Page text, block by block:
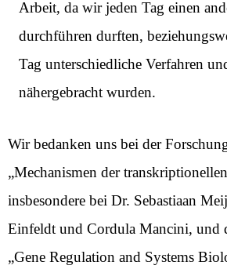
Arbeit, da wir jeden Tag einen
durchführen durften,
Tag unterschiedliche Verfahren
nähergebracht wurden.
Wir bedanken uns bei der
„Mechanismen der
insbesondere bei Dr. Sebastiaan
Einfeldt und Cordula Mancini, und
„Gene Regulation and Systems